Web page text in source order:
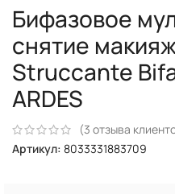
Бифазовое
снятие
Struccante
ARDES
(3 отзыва
Артикул: 8033331883709